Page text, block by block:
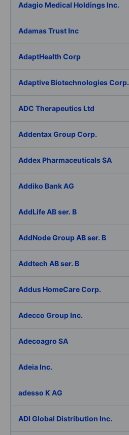
Adagio Medical Holdings Inc.
Adamas Trust Inc
AdaptHealth Corp
Adaptive Biotechnologies Corp.
ADC Therapeutics Ltd
Addentax Group Corp.
Addex Pharmaceuticals SA
Addiko Bank AG
AddLife AB ser. B
AddNode Group AB ser. B
Addtech AB ser. B
Addus HomeCare Corp.
Adecco Group Inc.
Adecoagro SA
Adeia Inc.
adesso K AG
ADI Global Distribution Inc.